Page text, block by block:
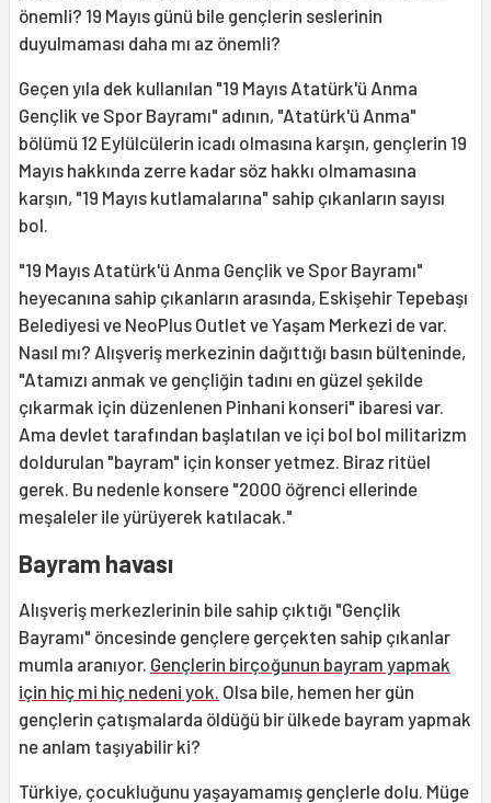
önemli? 19 Mayıs günü bile gençlerin seslerinin
duyulmaması daha mı az önemli?
Geçen yıla dek kullanılan "19 Mayıs Atatürk'ü Anma
Gençlik ve Spor Bayramı" adının, "Atatürk'ü Anma"
bölümü 12 Eylülcülerin icadı olmasına karşın, gençlerin 19
Mayıs hakkında zerre kadar söz hakkı olmamasına
karşın, "19 Mayıs kutlamalarına" sahip çıkanların sayısı
bol.
"19 Mayıs Atatürk'ü Anma Gençlik ve Spor Bayramı"
heyecanına sahip çıkanların arasında, Eskişehir Tepebaşı
Belediyesi ve NeoPlus Outlet ve Yaşam Merkezi de var.
Nasıl mı? Alışveriş merkezinin dağıttığı basın bülteninde,
"Atamızı anmak ve gençliğin tadını en güzel şekilde
çıkarmak için düzenlenen Pinhani konseri" ibaresi var.
Ama devlet tarafından başlatılan ve içi bol bol militarizm
doldurulan "bayram" için konser yetmez. Biraz ritüel
gerek. Bu nedenle konsere "2000 öğrenci ellerinde
meşaleler ile yürüyerek katılacak."
Bayram havası
Alışveriş merkezlerinin bile sahip çıktığı "Gençlik
Bayramı" öncesinde gençlere gerçekten sahip çıkanlar
mumla aranıyor. Gençlerin birçoğunun bayram yapmak
için hiç mi hiç nedeni yok. Olsa bile, hemen her gün
gençlerin çatışmalarda öldüğü bir ülkede bayram yapmak
ne anlam taşıyabilir ki?
Türkiye, çocukluğunu yaşayamamış gençlerle dolu. Müge